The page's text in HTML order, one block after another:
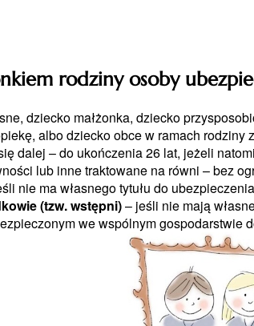
rodziny osoby
dziecko małżonka, dziecko
albo dziecko obce w ramach rodziny
dalej – do ukończenia 26 lat, jeżeli
lub inne traktowane na równi – bez
nie ma własnego tytułu do
(tzw. wstępni)– jeśli nie mają
we wspólnym gospodarstwie